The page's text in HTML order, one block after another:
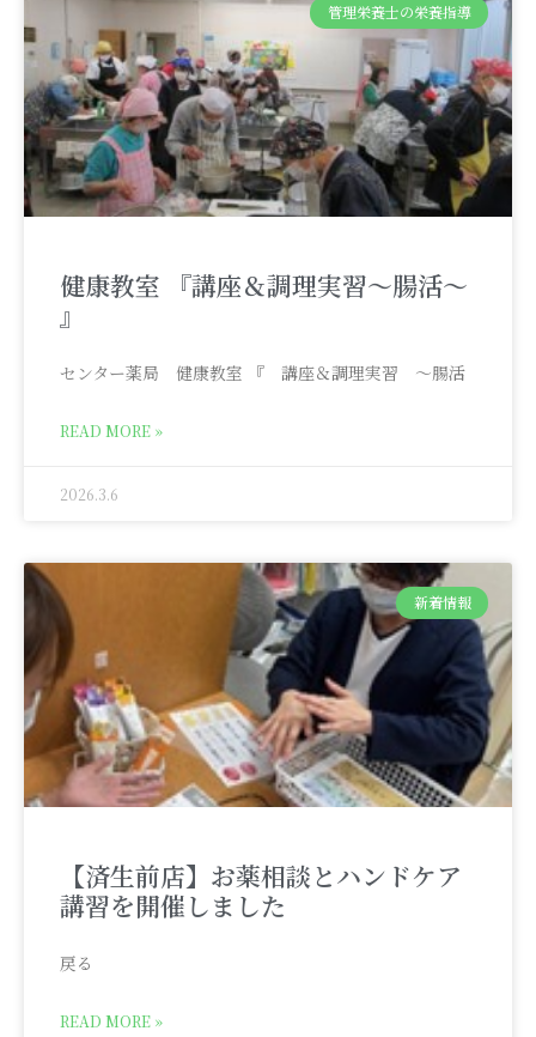
管理栄養士の栄養指導
健康教室 『講座＆調理実習～腸活～
』
センター薬局 健康教室 『 講座＆調理実習 ～腸活
READ MORE »
2026.3.6
新着情報
【済生前店】お薬相談とハンドケア
講習を開催しました
戻る
READ MORE »